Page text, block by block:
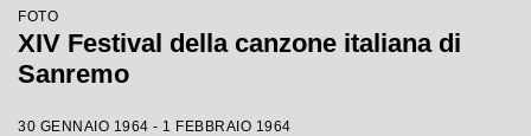
FOTO
XIV Festival della canzone italiana di
Sanremo
30 GENNAIO 1964 - 1 FEBBRAIO 1964